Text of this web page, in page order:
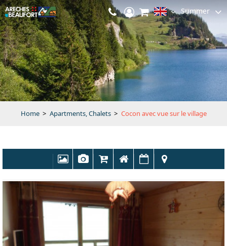
Summer
Home > Apartments, Chalets > Cocon avec vue sur le village